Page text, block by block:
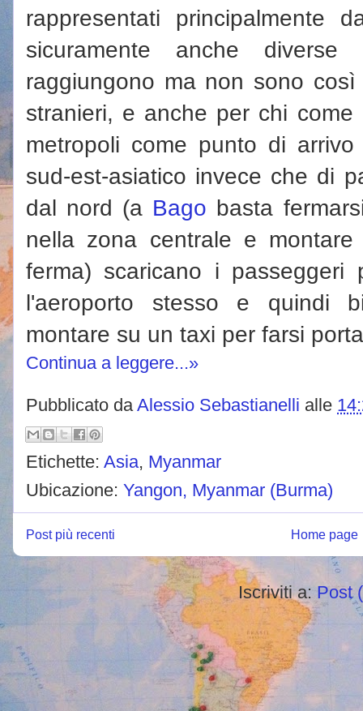
rappresentati principalmente
sicuramente anche
raggiungono ma non sono
stranieri, e anche per chi
metropoli come punto di
sud-est-asiatico invece che di
dal nord (a Bago basta
nella zona centrale e
ferma) scaricano i passeggeri
l'aeroporto stesso e quindi
montare su un taxi per farsi
Continua a leggere...»
Pubblicato daAlessio Sebastianelli alle
Etichette: Asia, Myanmar
Ubicazione: Yangon, Myanmar (Burma)
Post più recenti Home page
Iscriviti a:Post